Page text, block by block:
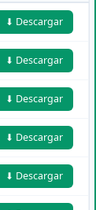
⬇ Descargar
⬇ Descargar
⬇ Descargar
⬇ Descargar
⬇ Descargar